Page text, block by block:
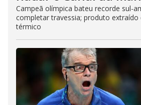
Campeã olímpica bateu recorde sul-
completar travessia; produto extraído
térmico